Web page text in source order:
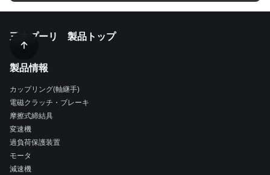
三木プーリ 製品トップ
製品情報
カップリング(軸継手)
電磁クラッチ・ブレーキ
摩擦式締結具
変速機
過負荷保護装置
モータ
減速機